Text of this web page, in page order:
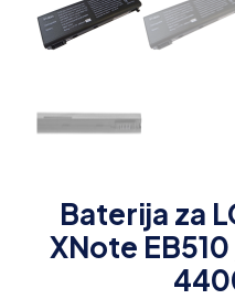
Baterija za
XNote